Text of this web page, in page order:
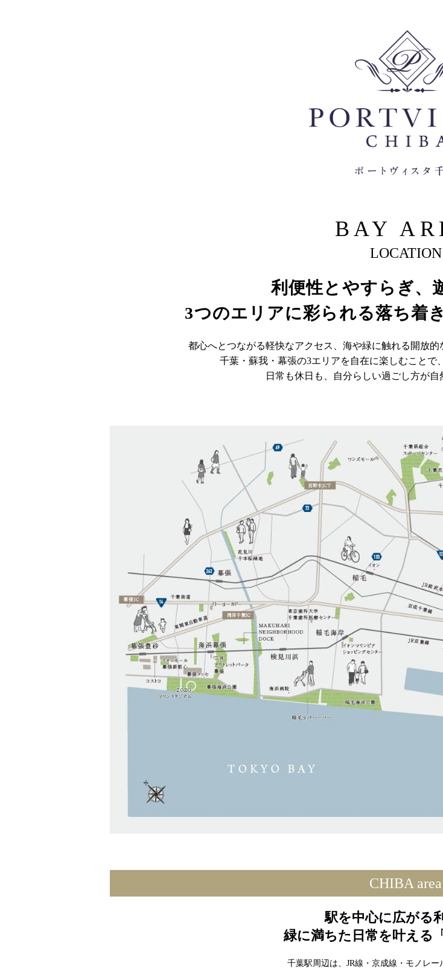
BAY
LOCATION
利便性とやすらぎ、
3つのエリアに彩られる落ち着
都心へとつながる軽快なアクセス、海や緑に触れる開放的
千葉・蘇我・幕張の3エリアを自在に楽しむことで
日常も休日も、自分らしい過ごし方が自
CHIBA area
駅を中心に広がる
緑に満ちた日常を叶える
千葉駅周辺は、JR線・京成線・モノレー